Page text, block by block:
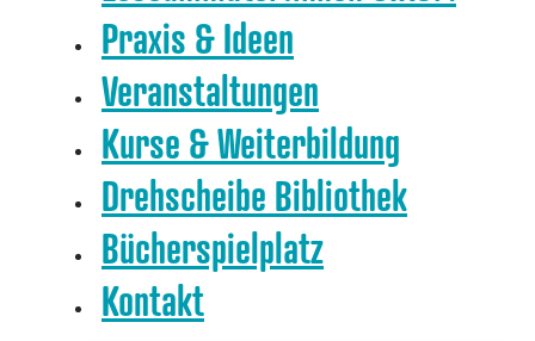
Praxis & Ideen
Veranstaltungen
Kurse & Weiterbildung
Drehscheibe Bibliothek
Bücherspielplatz
Kontakt